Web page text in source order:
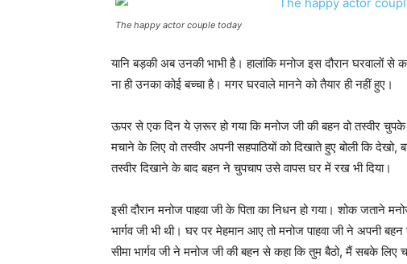
The happy actor couple today
यानि बड़की अब उनकी भाभी है। हालांकि मनोज इस दौरान घरवालों
ना ही उनका कोई बच्चा है। मगर घरवाले मानने को तैयार ही नहीं हुए।
ऊपर से एक दिन ये ज़रूर हो गया कि मनोज जी की बहन वो तस्वीर
मचाने के लिए वो तस्वीर अपनी सहपाठियों को दिखाते हुए बोली कि
तस्वीर दिखाने के बाद बहन ने चुपचाप उसे वापस घर में रख भी दिया।
इसी दौरान मनोज पाहवा जी के पिता का निधन हो गया। शोक जताने
भार्गव जी भी थी। घर पर मेहमान आए तो मनोज पाहवा जी ने अपनी
सीमा भार्गव जी ने मनोज जी की बहन से कहा कि तुम बैठो, मैं सबके लिए